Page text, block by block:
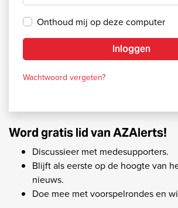
Onthoud mij op deze computer
Inloggen
Wachtwoord vergeten?
Word gratis lid van AZAlerts!
Discussieer met medesupporters.
Blijft als eerste op de hoogte van
nieuws.
Doe mee met voorspelrondes en